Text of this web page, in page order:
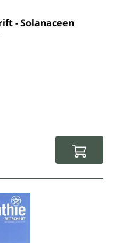
- Solanaceen